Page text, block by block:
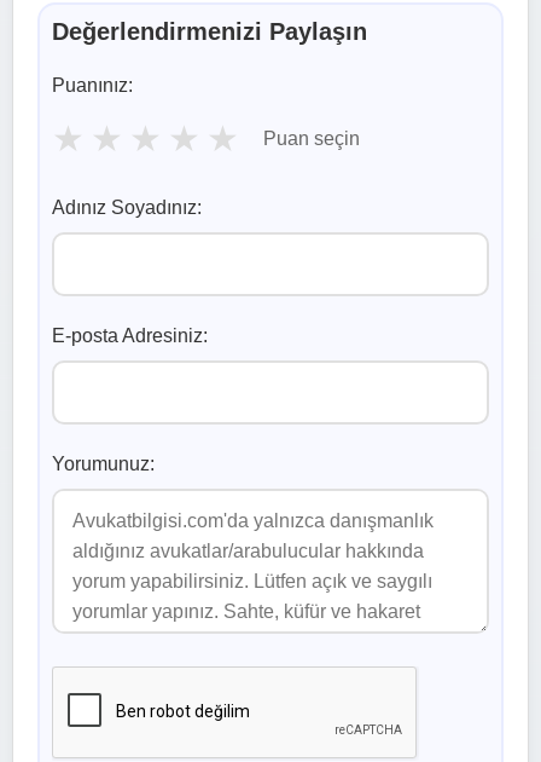
Değerlendirmenizi Paylaşın
Puanınız:
★ ★ ★ ★ ★ Puan seçin
Adınız Soyadınız:
E-posta Adresiniz:
Yorumunuz: